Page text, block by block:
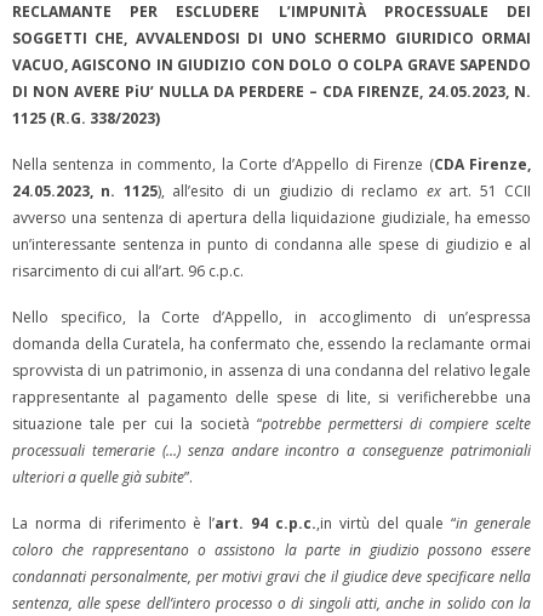
RECLAMANTE PER ESCLUDERE L’IMPUNITÀ PROCESSUALE DEI
SOGGETTI CHE, AVVALENDOSI DI UNO SCHERMO GIURIDICO ORMAI
VACUO, AGISCONO IN GIUDIZIO CON DOLO O COLPA GRAVE SAPENDO
DI NON AVERE PiU’ NULLA DA PERDERE – CDA FIRENZE, 24.05.2023, N.
1125 (R.G. 338/2023)
Nella sentenza in commento, la Corte d’Appello di Firenze (CDA Firenze,
24.05.2023, n. 1125), all’esito di un giudizio di reclamo exart. 51 CCII
avverso una sentenza di apertura della liquidazione giudiziale, ha emesso
un’interessante sentenza in punto di condanna alle spese di giudizio e al
risarcimento di cui all’art. 96 c.p.c.
Nello specifico, la Corte d’Appello, in accoglimento di un’espressa
domanda della Curatela, ha confermato che, essendo la reclamante ormai
sprovvista di un patrimonio, in assenza di una condanna del relativo legale
rappresentante al pagamento delle spese di lite, si verificherebbe una
situazione tale per cui la società “potrebbe permettersi di compiere scelte
processuali temerarie (…) senza andare incontro a conseguenze patrimoniali
ulteriori a quelle già subite”.
La norma di riferimento è l’art. 94 c.p.c.,in virtù del quale “in generale
coloro che rappresentano o assistono la parte in giudizio possono essere
condannati personalmente, per motivi gravi che il giudice deve specificare nella
sentenza, alle spese dell’intero processo o di singoli atti, anche in solido con la